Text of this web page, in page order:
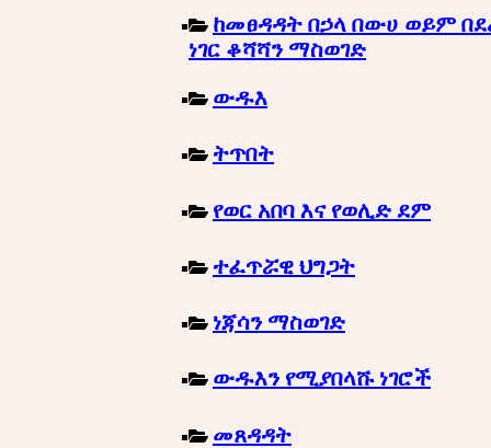
ከመፀዳዳት በኃላ በውሀ ወይም
ነገር ቆሻሻን ማስወገድ
ውዱእ
ትጥበት
የወር አበባ እና የወሊድ ደም
ተፈጥሯዊ ህግጋት
ነጃሳን ማስወገድ
ውዱእን የሚያበላሹ ነገሮች
መጸዳዳት